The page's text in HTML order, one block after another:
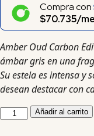
Compra con
$70.735/
Amber Oud Carbon
ámbar gris en una
Su estela es intensa y
desean destacar con
Añadir al carrito